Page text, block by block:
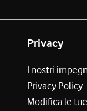
Privacy
I nostri
Privacy Policy
Modifica le